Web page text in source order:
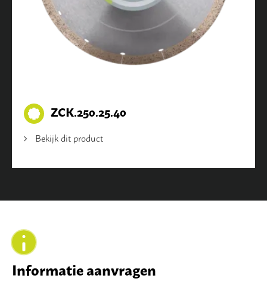
ZCK.250.25.40
Bekijk dit product
Informatie aanvragen